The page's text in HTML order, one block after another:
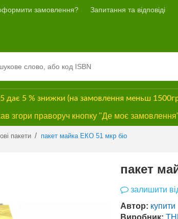
замовлення? Запитання та відповіді
дає 5 % знижки (на замовлення меньш
згори праворуч кнопку "Де моє
пакети / пакет майка ЕКО 51 мкр біо
пакет
залишити
Автор: купити
Виробник: